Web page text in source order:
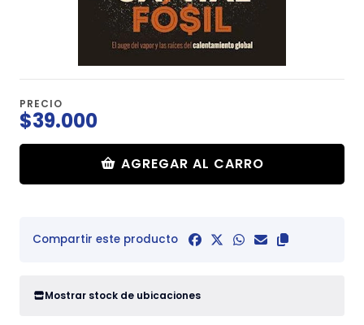
PRECIO
$39.000
AGREGAR AL CARRO
Compartir este producto
Mostrar stock de ubicaciones